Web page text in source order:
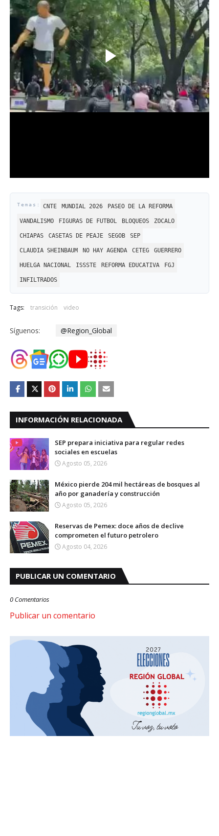
CNTE MUNDIAL 2026 PASEO DE LA REFORMA
VANDALISMO FIGURAS DE FUTBOL BLOQUEOS ZOCALO
CHIAPAS CASETAS DE PEAJE SEGOB SEP
CLAUDIA SHEINBAUM NO HAY AGENDA CETEG GUERRERO
HUELGA NACIONAL ISSSTE REFORMA EDUCATIVA FGJ
INFILTRADOS
Tags: transición video
Síguenos: @Region_Global
INFORMACIÓN RELACIONADA
SEP prepara iniciativa para regular redes
sociales en escuelas
Agosto 05, 2026
México pierde 204 mil hectáreas de bosques al
año por ganadería y construcción
Agosto 05, 2026
Reservas de Pemex: doce años de declive
comprometen el futuro petrolero
Agosto 04, 2026
PUBLICAR UN COMENTARIO
0 Comentarios
Publicar un comentario